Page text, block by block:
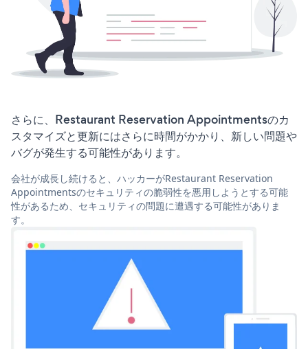
さらに、Restaurant Reservation Appointmentsのカ
スタマイズと更新にはさらに時間がかかり、新しい問題や
バグが発生する可能性があります。
会社が成長し続けると、ハッカーがRestaurant Reservation
Appointmentsのセキュリティの脆弱性を悪用しようとする可能
性があるため、セキュリティの問題に遭遇する可能性がありま
す。